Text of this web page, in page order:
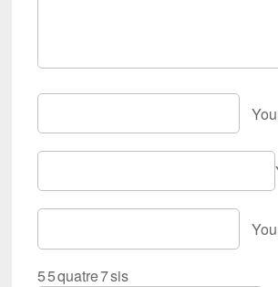
55quatre7sis